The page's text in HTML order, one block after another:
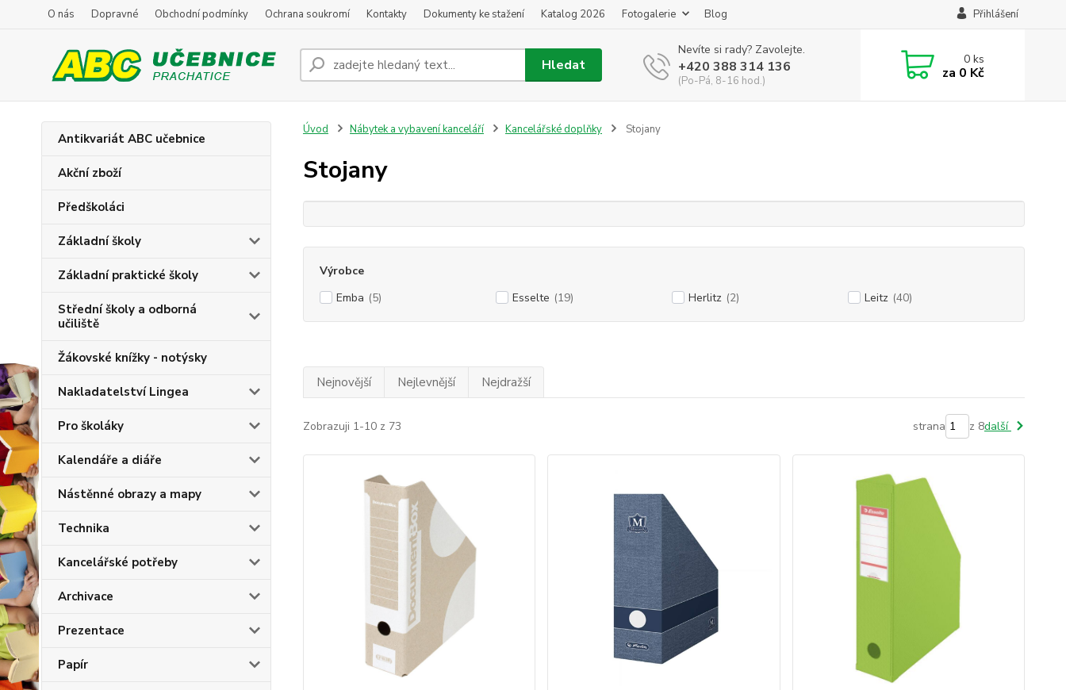
O nás Dopravné Obchodní podmínky Ochrana soukromí Kontakty Dokumenty ke stažení Katalog 2026 Fotogalerie Blog Přihlášení
Hledat
Nevíte si rady? Zavolejte.
+420 388 314 136
(Po-Pá, 8-16 hod.)
0ks
za 0 Kč
Antikvariát ABC učebnice
Akční zboží
Předškoláci
Základní školy
Základní praktické školy
Střední školy a odborná
učiliště
Žákovské knížky - notýsky
Nakladatelství Lingea
Pro školáky
Kalendáře a diáře
Nástěnné obrazy a mapy
Technika
Kancelářské potřeby
Archivace
Prezentace
Papír
Úvod Nábytek a vybavení kanceláří Kancelářské doplňky Stojany
Stojany
Výrobce
Emba (5) Esselte (19) Herlitz (2) Leitz (40)
Nejnovější Nejlevnější Nejdražší
Zobrazuji 1-10 z 73 strana z 8další